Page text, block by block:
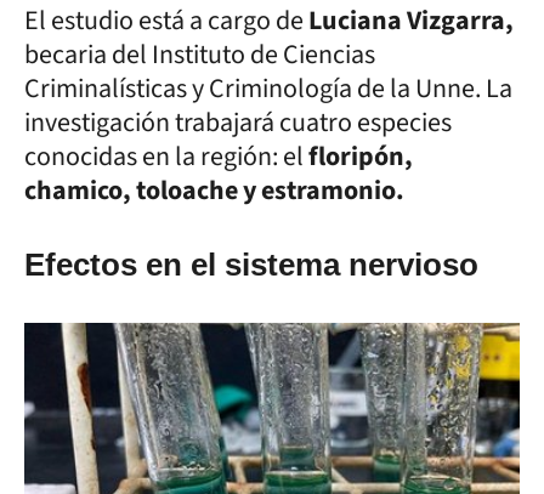
El estudio está a cargo deLuciana Vizgarra,
becaria del Instituto de Ciencias
Criminalísticas y Criminología de la Unne. La
investigación trabajará cuatro especies
conocidas en la región: elfloripón,
chamico, toloache y estramonio.
Efectos en el sistema nervioso